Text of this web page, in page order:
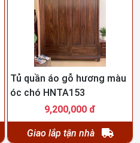
Tủ quần áo gỗ hương màu
óc chó HNTA153
9,200,000 đ
Giao lắp tận nhà